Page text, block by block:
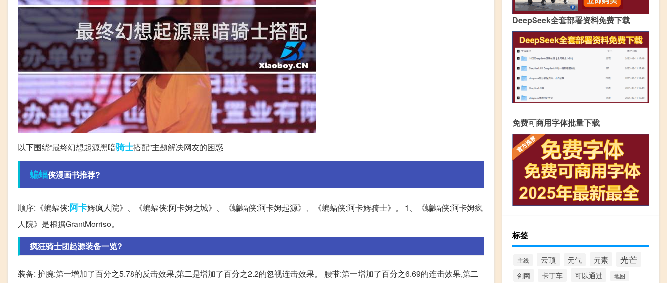
以下围绕“最终幻想起源黑暗骑士搭配”主题解决网友的困惑
蝙蝠侠漫画书推荐?
顺序:《蝙蝠侠:阿卡姆疯人院》、《蝙蝠侠:阿卡姆之城》、《蝙蝠侠:阿卡姆起源》、《蝙蝠侠:阿卡姆骑士》。 1、《蝙蝠侠:阿卡姆疯
人院》是根据GrantMorriso。
疯狂骑士团起源装备一览?
装备: 护腕:第一增加了百分之5.78的反击效果,第二是增加了百分之2.2的忽视连击效果。 腰带:第一增加了百分之6.69的连击效果,第二
DeepSeek全套部署资料免费下载
免费可商用字体批量下载
标签
主线 云顶 元气 元素 光芒
剑网 卡丁车 可以通过 地图